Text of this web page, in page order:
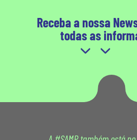
Receba a nossa
todas as